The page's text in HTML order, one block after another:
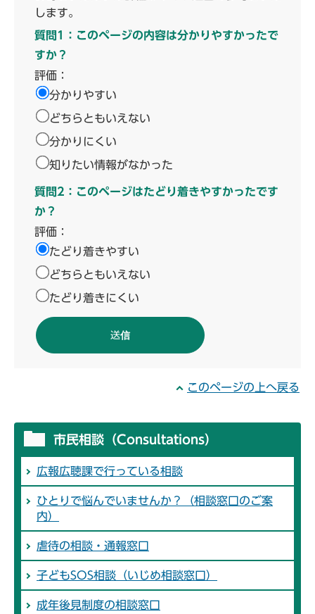
します。
質問1：このページの内容は分かりやすかったで
すか？
評価：
分かりやすい
どちらともいえない
分かりにくい
知りたい情報がなかった
質問2：このページはたどり着きやすかったです
か？
評価：
たどり着きやすい
どちらともいえない
たどり着きにくい
このページの上へ戻る
市民相談（Consultations）
広報広聴課で行っている相談
ひとりで悩んでいませんか？（相談窓口のご案
内）
虐待の相談・通報窓口
子どもSOS相談（いじめ相談窓口）
成年後見制度の相談窓口